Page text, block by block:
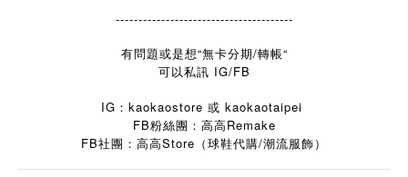
---------------------------------------
有問題或是想“無卡分期/轉帳“
可以私訊 IG/FB
IG：kaokaostore 或 kaokaotaipei
FB粉絲團：高高Remake
FB社團：高高Store （球鞋代購/潮流服飾）